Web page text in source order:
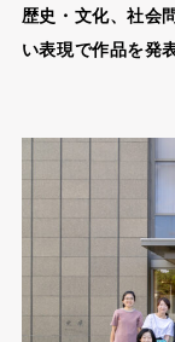
歴史・文化、社会
い表現で作品を発